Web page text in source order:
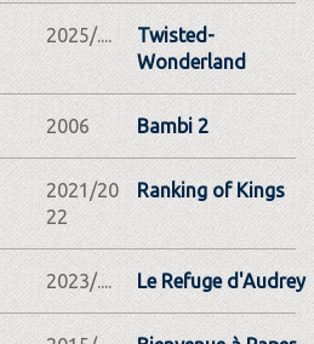
2025/....
Twisted-
Wonderland
2006 Bambi 2
2021/20
22
Ranking of Kings
2023/.... Le Refuge d'Audrey